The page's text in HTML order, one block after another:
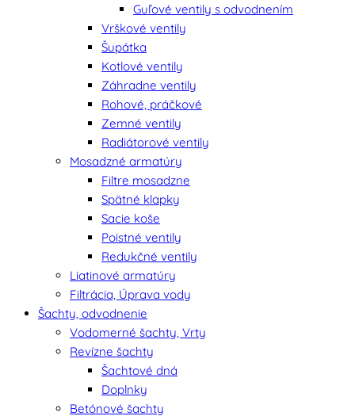
Guľové ventily s odvodnením
Vrškové ventily
Šupátka
Kotlové ventily
Záhradne ventily
Rohové, práčkové
Zemné ventily
Radiátorové ventily
Mosadzné armatúry
Filtre mosadzne
Spätné klapky
Sacie koše
Poistné ventily
Redukčné ventily
Liatinové armatúry
Filtrácia, Úprava vody
Šachty, odvodnenie
Vodomerné šachty, Vrty
Revízne šachty
Šachtové dná
Doplnky
Betónové šachty